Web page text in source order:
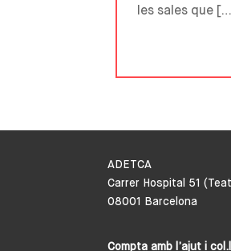
les sales que […]
ADETCA
Carrer Hospital 51
08001 Barcelona
Compta amb l’ajut i